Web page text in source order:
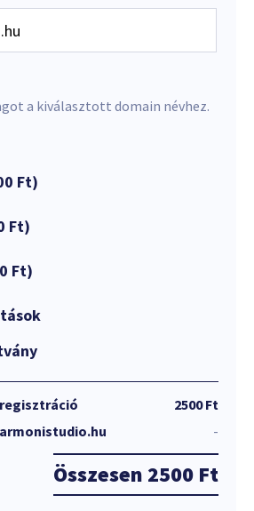
a kiválasztott domain névhez.
Ft)
Ft)
Ft)
2500 Ft
-
Összesen 2500 Ft